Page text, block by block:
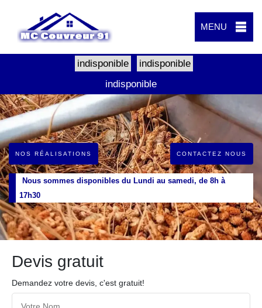
MENU
indisponible
indisponible
indisponible
NOS RÉALISATIONS CONTACTEZ NOUS
Nous sommes disponibles du Lundi au samedi, de 8h à
17h30
Devis gratuit
Demandez votre devis, c'est gratuit!